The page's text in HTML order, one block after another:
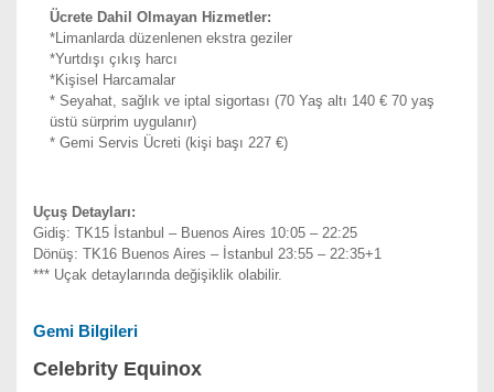
Ücrete Dahil Olmayan Hizmetler:
*Limanlarda düzenlenen ekstra geziler
*Yurtdışı çıkış harcı
*Kişisel Harcamalar
* Seyahat, sağlık ve iptal sigortası (70 Yaş altı 140 € 70 yaş
üstü sürprim uygulanır)
* Gemi Servis Ücreti (kişi başı 227 €)
Uçuş Detayları:
Gidiş: TK15 İstanbul – Buenos Aires 10:05 – 22:25
Dönüş: TK16 Buenos Aires – İstanbul 23:55 – 22:35+1
*** Uçak detaylarında değişiklik olabilir.
Gemi Bilgileri
Celebrity Equinox